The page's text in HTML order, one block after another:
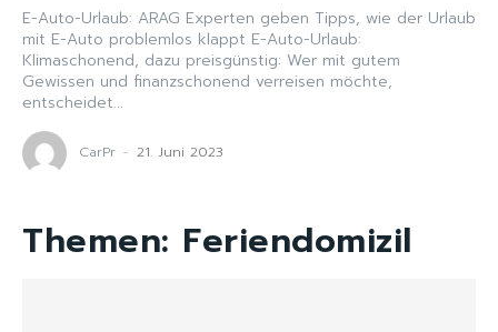
E-Auto-Urlaub: ARAG Experten geben Tipps, wie der Urlaub
mit E-Auto problemlos klappt E-Auto-Urlaub:
Klimaschonend, dazu preisgünstig: Wer mit gutem
Gewissen und finanzschonend verreisen möchte,
entscheidet...
CarPr - 21. Juni 2023
Themen: Feriendomizil